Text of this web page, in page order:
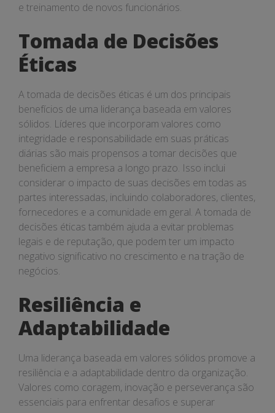
e treinamento de novos funcionários.
Tomada de Decisões
Éticas
A tomada de decisões éticas é um dos principais
benefícios de uma liderança baseada em valores
sólidos. Líderes que incorporam valores como
integridade e responsabilidade em suas práticas
diárias são mais propensos a tomar decisões que
beneficiem a empresa a longo prazo. Isso inclui
considerar o impacto de suas decisões em todas as
partes interessadas, incluindo colaboradores, clientes,
fornecedores e a comunidade em geral. A tomada de
decisões éticas também ajuda a evitar problemas
legais e de reputação, que podem ter um impacto
negativo significativo no crescimento e na tração de
negócios.
Resiliência e
Adaptabilidade
Uma liderança baseada em valores sólidos promove a
resiliência e a adaptabilidade dentro da organização.
Valores como coragem, inovação e perseverança são
essenciais para enfrentar desafios e superar